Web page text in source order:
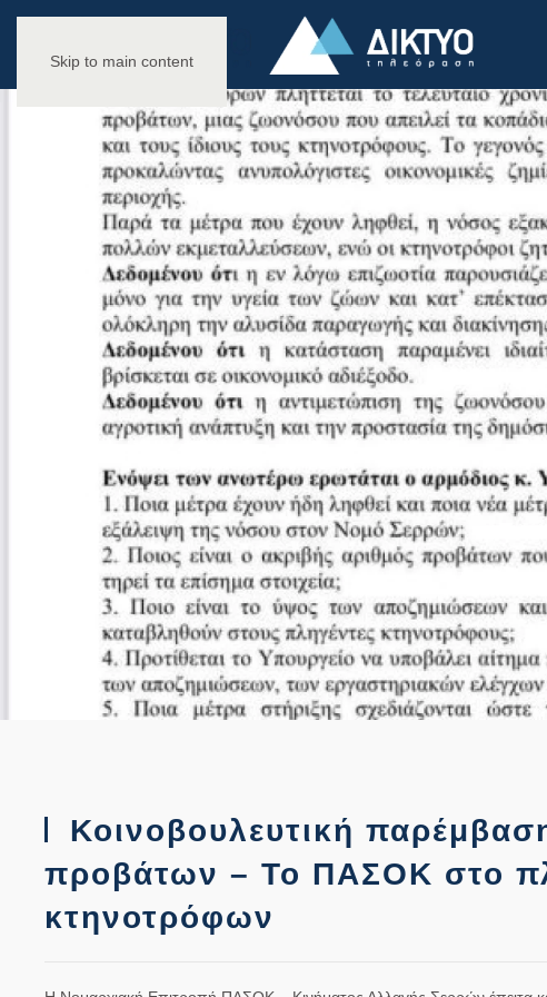
Skip to main content
Κοινοβουλευτική
προβάτων – Το ΠΑΣΟΚ στο
κτηνοτρόφων